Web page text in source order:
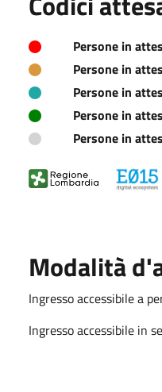
Persone in
Persone in
Persone in
Persone in
Persone in
Modalità
Ingresso accessibile a
Ingresso accessibile in